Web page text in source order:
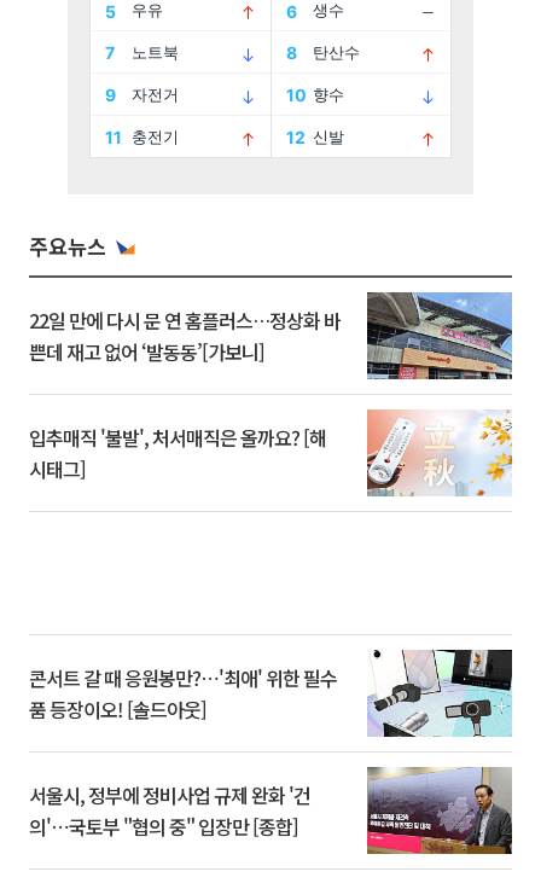
주요뉴스
22일 만에 다시 문 연 홈플러스…정상화 바
쁜데 재고 없어 ‘발동동’[가보니]
입추매직 '불발', 처서매직은 올까요? [해
시태그]
콘서트 갈 때 응원봉만?⋯'최애' 위한 필수
품 등장이오! [솔드아웃]
서울시, 정부에 정비사업 규제 완화 '건
의'⋯국토부 "협의 중" 입장만 [종합]